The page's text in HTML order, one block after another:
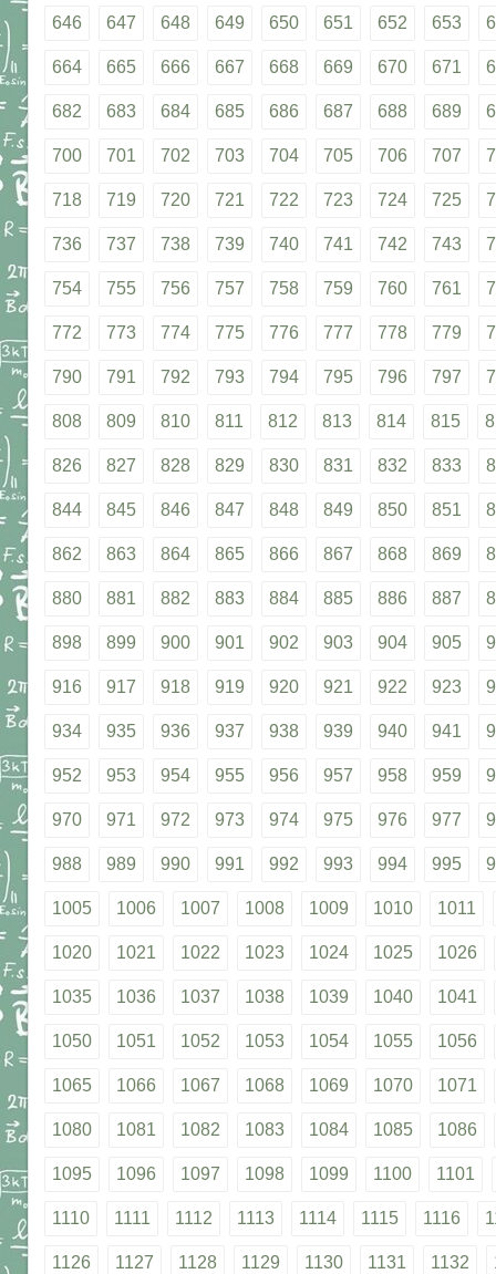
646 647 648 649 650 651 652 653
664 665 666 667 668 669 670 671
682 683 684 685 686 687 688 689
700 701 702 703 704 705 706 707
718 719 720 721 722 723 724 725
736 737 738 739 740 741 742 743
754 755 756 757 758 759 760 761
772 773 774 775 776 777 778 779
790 791 792 793 794 795 796 797
808 809 810 811 812 813 814 815
826 827 828 829 830 831 832 833
844 845 846 847 848 849 850 851
862 863 864 865 866 867 868 869
880 881 882 883 884 885 886 887
898 899 900 901 902 903 904 905
916 917 918 919 920 921 922 923
934 935 936 937 938 939 940 941
952 953 954 955 956 957 958 959
970 971 972 973 974 975 976 977
988 989 990 991 992 993 994 995
1005 1006 1007 1008 1009 1010 1011
1020 1021 1022 1023 1024 1025 1026
1035 1036 1037 1038 1039 1040 1041
1050 1051 1052 1053 1054 1055 1056
1065 1066 1067 1068 1069 1070 1071
1080 1081 1082 1083 1084 1085 1086
1095 1096 1097 1098 1099 1100 1101
1110 1111 1112 1113 1114 1115 1116
1126 1127 1128 1129 1130 1131 1132